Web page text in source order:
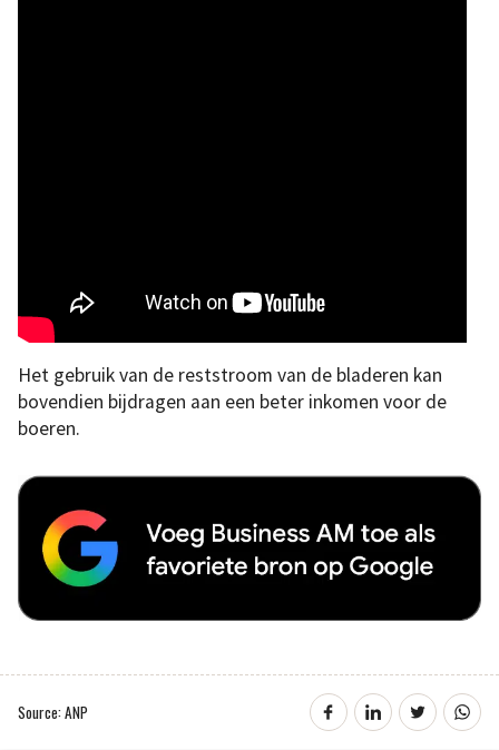
Het gebruik van de reststroom van de bladeren kan
bovendien bijdragen aan een beter inkomen voor de
boeren.
Source: ANP